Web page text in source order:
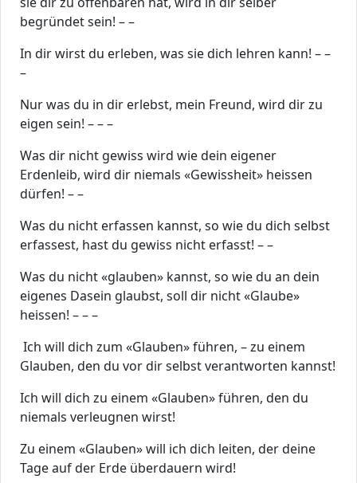
begründet sein! – –
In dir wirst du erleben, was sie dich lehren kann! – –
–
Nur was du in dir erlebst, mein Freund, wird dir zu
eigen sein! – – –
Was dir nicht gewiss wird wie dein eigener
Erdenleib, wird dir niemals «Gewissheit» heissen
dürfen! – –
Was du nicht erfassen kannst, so wie du dich selbst
erfassest, hast du gewiss nicht erfasst! – –
Was du nicht «glauben» kannst, so wie du an dein
eigenes Dasein glaubst, soll dir nicht «Glaube»
heissen! – – –
Ich will dich zum «Glauben» führen, – zu einem
Glauben, den du vor dir selbst verantworten kannst!
Ich will dich zu einem «Glauben» führen, den du
niemals verleugnen wirst!
Zu einem «Glauben» will ich dich leiten, der deine
Tage auf der Erde überdauern wird!